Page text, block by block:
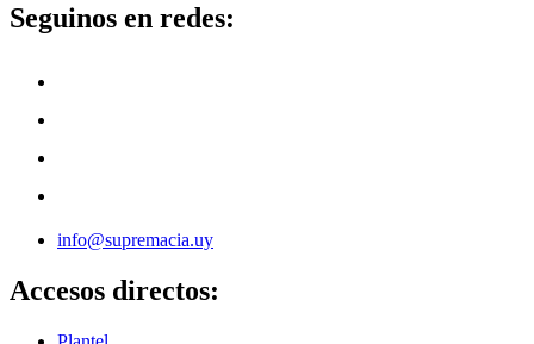
Seguinos en redes:
info@supremacia.uy
Accesos directos: